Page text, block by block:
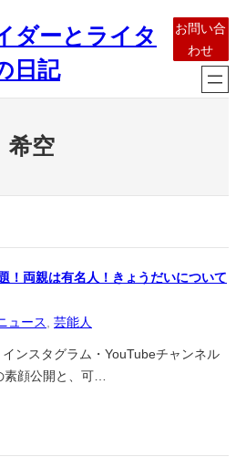
ダーとライタ
日記
お問い合
わせ
希空
！両親は有名人！きょうだいについて
ュース 芸能人
ンスタグラム・YouTubeチャンネル
顔公開と、可…